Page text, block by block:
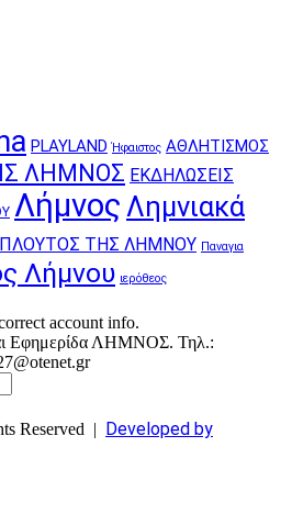
PLAYLAND Ήφαιστος ΑΘΛΗΤΙΣΜΟΣ
ΛΗΜΝΟΣ ΕΚΔΗΛΩΣΕΙΣ
Λήμνος Λημνιακά
ΤΗΣ ΛΗΜΝΟΥ Παναγια
Λήμνου ιερόθεος
account info.
Εφημερίδα ΛΗΜΝΟΣ. Τηλ.:
Reserved | Developed by